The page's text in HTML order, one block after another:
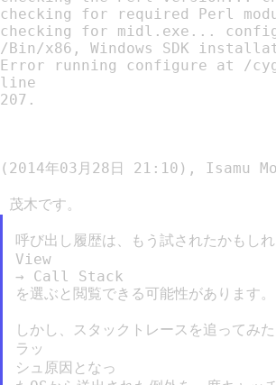
checking for required Perl
checking for midl.exe...
/Bin/x86, Windows SDK
Error running configure at /
line
207.
(2014年03月28日 21:10), Isamu
呼び出し履歴は、もう試されたかもし
View
→ Call Stack
を選ぶと閲覧できる可能性があります。
しかし、スタックトレースを追ってみ
ラッ
シュ原因となっ